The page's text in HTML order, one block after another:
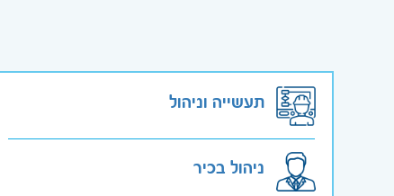
תעשייה וניהול
ניהול בכיר